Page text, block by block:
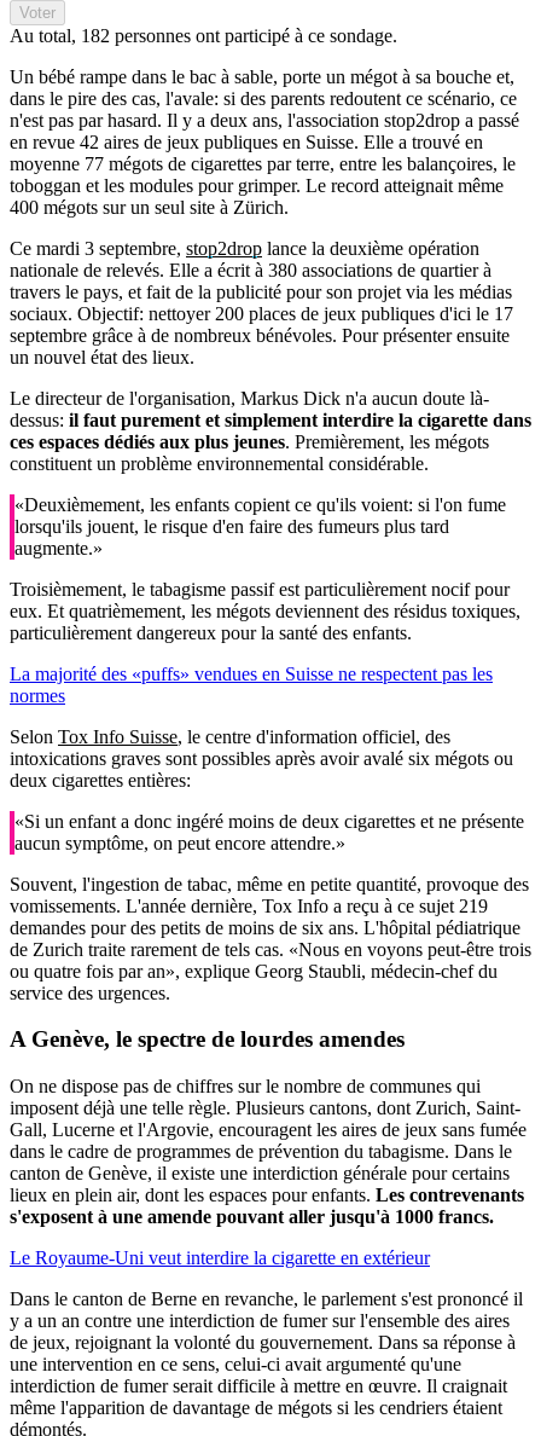
Voter
Au total, 182 personnes ont participé à ce sondage.
Un bébé rampe dans le bac à sable, porte un mégot à sa bouche et,
dans le pire des cas, l'avale: si des parents redoutent ce scénario, ce
n'est pas par hasard. Il y a deux ans, l'association stop2drop a passé
en revue 42 aires de jeux publiques en Suisse. Elle a trouvé en
moyenne 77 mégots de cigarettes par terre, entre les balançoires, le
toboggan et les modules pour grimper. Le record atteignait même
400 mégots sur un seul site à Zürich.
Ce mardi 3 septembre, stop2drop lance la deuxième opération
nationale de relevés. Elle a écrit à 380 associations de quartier à
travers le pays, et fait de la publicité pour son projet via les médias
sociaux. Objectif: nettoyer 200 places de jeux publiques d'ici le 17
septembre grâce à de nombreux bénévoles. Pour présenter ensuite
un nouvel état des lieux.
Le directeur de l'organisation, Markus Dick n'a aucun doute là-
dessus: il faut purement et simplement interdire la cigarette dans
ces espaces dédiés aux plus jeunes. Premièrement, les mégots
constituent un problème environnemental considérable.
«Deuxièmement, les enfants copient ce qu'ils voient: si l'on fume
lorsqu'ils jouent, le risque d'en faire des fumeurs plus tard
augmente.»
Troisièmement, le tabagisme passif est particulièrement nocif pour
eux. Et quatrièmement, les mégots deviennent des résidus toxiques,
particulièrement dangereux pour la santé des enfants.
La majorité des «puffs» vendues en Suisse ne respectent pas les
normes
Selon Tox Info Suisse, le centre d'information officiel, des
intoxications graves sont possibles après avoir avalé six mégots ou
deux cigarettes entières:
«Si un enfant a donc ingéré moins de deux cigarettes et ne présente
aucun symptôme, on peut encore attendre.»
Souvent, l'ingestion de tabac, même en petite quantité, provoque des
vomissements. L'année dernière, Tox Info a reçu à ce sujet 219
demandes pour des petits de moins de six ans. L'hôpital pédiatrique
de Zurich traite rarement de tels cas. «Nous en voyons peut-être trois
ou quatre fois par an», explique Georg Staubli, médecin-chef du
service des urgences.
A Genève, le spectre de lourdes amendes
On ne dispose pas de chiffres sur le nombre de communes qui
imposent déjà une telle règle. Plusieurs cantons, dont Zurich, Saint-
Gall, Lucerne et l'Argovie, encouragent les aires de jeux sans fumée
dans le cadre de programmes de prévention du tabagisme. Dans le
canton de Genève, il existe une interdiction générale pour certains
lieux en plein air, dont les espaces pour enfants. Les contrevenants
s'exposent à une amende pouvant aller jusqu'à 1000 francs.
Le Royaume-Uni veut interdire la cigarette en extérieur
Dans le canton de Berne en revanche, le parlement s'est prononcé il
y a un an contre une interdiction de fumer sur l'ensemble des aires
de jeux, rejoignant la volonté du gouvernement. Dans sa réponse à
une intervention en ce sens, celui-ci avait argumenté qu'une
interdiction de fumer serait difficile à mettre en œuvre. Il craignait
même l'apparition de davantage de mégots si les cendriers étaient
démontés.